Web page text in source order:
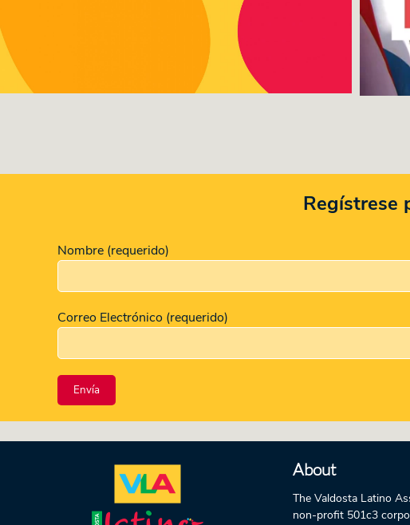
Regístrese
Nombre (requerido)
Correo Electrónico (requerido)
About
The Valdosta Latino
non-profit 501c3